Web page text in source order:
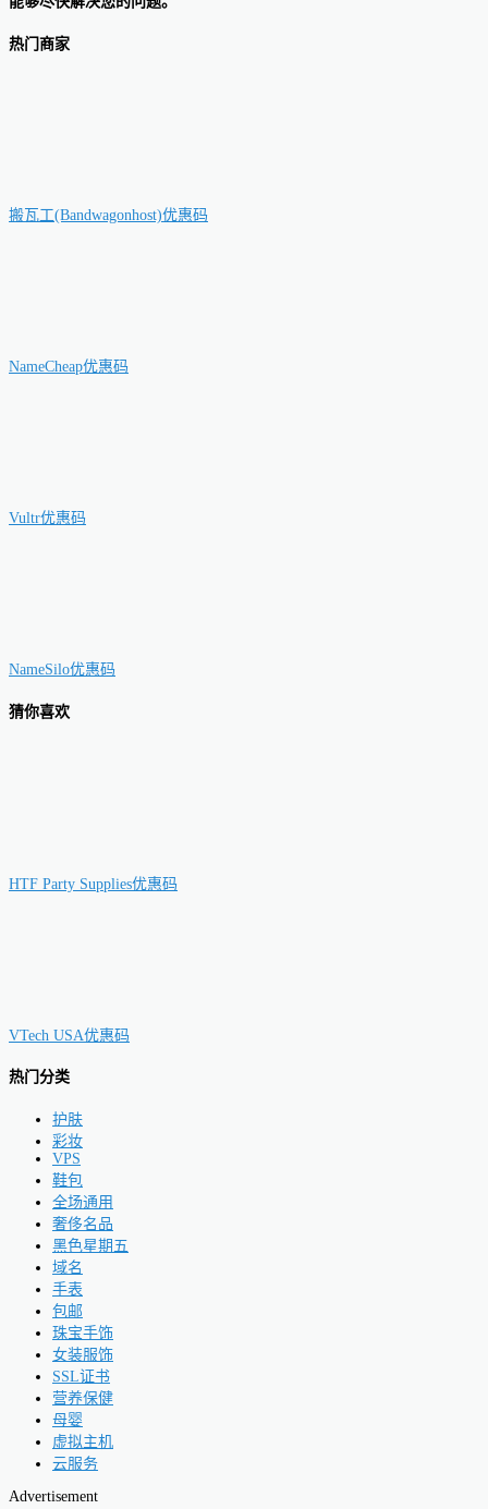
热门商家
搬瓦工(Bandwagonhost)优惠码
NameCheap优惠码
Vultr优惠码
NameSilo优惠码
猜你喜欢
HTF Party Supplies优惠码
VTech USA优惠码
热门分类
护肤
彩妆
VPS
鞋包
全场通用
奢侈名品
黑色星期五
域名
手表
包邮
珠宝手饰
女装服饰
SSL证书
营养保健
母婴
虚拟主机
云服务
Advertisement